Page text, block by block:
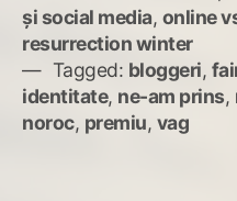
și social media, online
resurrection winter
Tagged: bloggeri,
identitate, ne-am prins,
noroc, premiu, vag